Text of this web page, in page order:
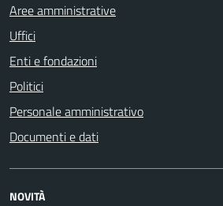
Aree amministrative
Uffici
Enti e fondazioni
Politici
Personale amministrativo
Documenti e dati
NOVITÀ